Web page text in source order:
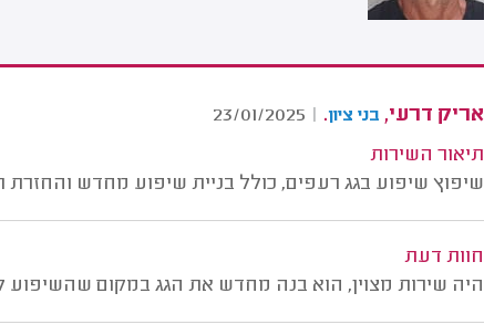
אריק דרעי, בני ציון.
|
23/01/2025
תיאור השירות
שיפוץ שיפוע בגג רעפים, כולל בניית שיפוע מחדש והחזרת
חוות דעת
היה שירות מצוין, הוא בנה מחדש את הגג במקום שהשיפוע